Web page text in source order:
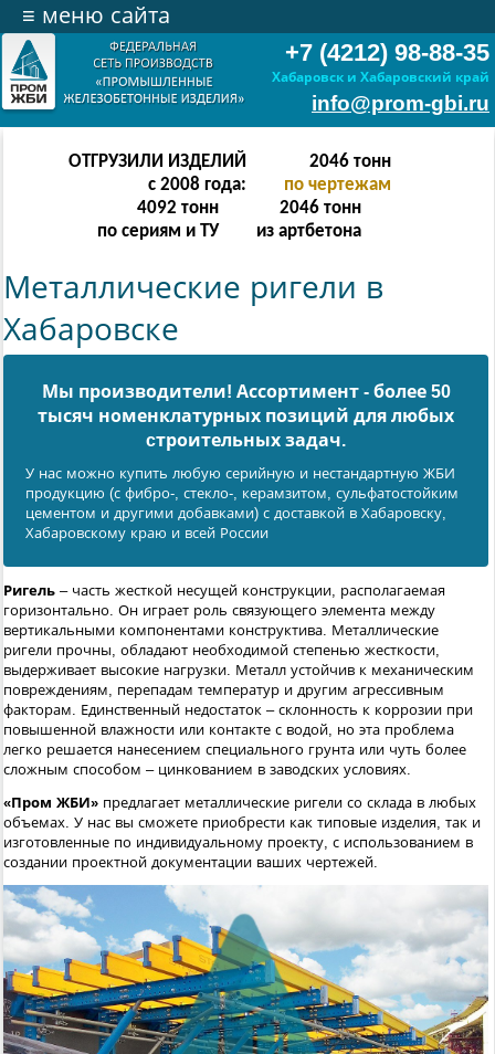
+7 (4212) 98-88-35
Хабаровск и Хабаровский край
info@prom-gbi.ru
≡ меню сайта
ОТГРУЗИЛИ ИЗДЕЛИЙ
с 2008 года:
4094тонн
по чертежам
8188 тонн
по сериям и ТУ
4094 тонн
из артбетона
Металлические ригели в
Хабаровске
Мы производители! Ассортимент - более 50
тысяч номенклатурных позиций для любых
cтроительных задач.
У нас можно купить любую серийную и нестандартную ЖБИ
продукцию (с фибро-, стекло-, керамзитом, сульфатостойким
цементом и другими добавками) с доставкой в Хабаровску,
Хабаровскому краю и всей России
Ригель – часть жесткой несущей конструкции, располагаемая
горизонтально. Он играет роль связующего элемента между
вертикальными компонентами конструктива. Металлические
ригели прочны, обладают необходимой степенью жесткости,
выдерживает высокие нагрузки. Металл устойчив к механическим
повреждениям, перепадам температур и другим агрессивным
факторам. Единственный недостаток – склонность к коррозии при
повышенной влажности или контакте с водой, но эта проблема
легко решается нанесением специального грунта или чуть более
сложным способом – цинкованием в заводских условиях.
«Пром ЖБИ» предлагает металлические ригели со склада в любых
объемах. У нас вы сможете приобрести как типовые изделия, так и
изготовленные по индивидуальному проекту, с использованием в
создании проектной документации ваших чертежей.